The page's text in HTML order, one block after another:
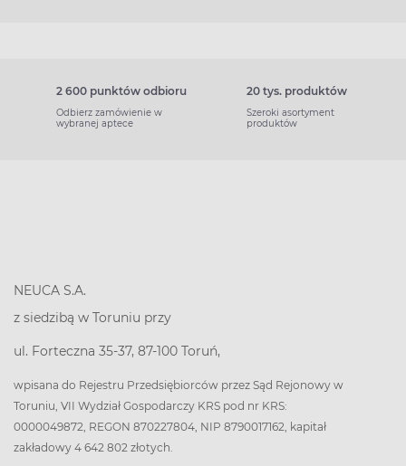
2 600 punktów odbioru
Odbierz zamówienie w
wybranej aptece
20 tys. produktów
Szeroki asortyment
produktów
NEUCA S.A.
z siedzibą w Toruniu przy
ul. Forteczna 35-37, 87-100 Toruń,
wpisana do Rejestru Przedsiębiorców przez Sąd Rejonowy w
Toruniu, VII Wydział Gospodarczy KRS pod nr KRS:
0000049872, REGON 870227804, NIP 8790017162, kapitał
zakładowy 4 642 802 złotych.